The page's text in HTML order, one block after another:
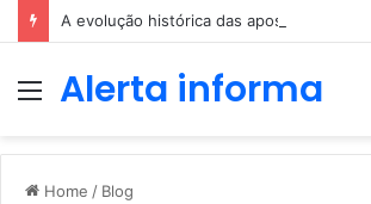
A evolução histórica das apostas ao
MenuAlerta informa
Home / Blog